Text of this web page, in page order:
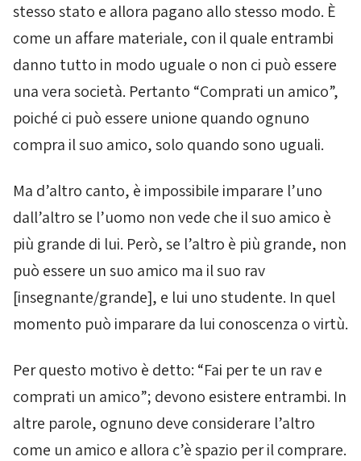
stesso stato e allora pagano allo stesso modo. È
come un affare materiale, con il quale entrambi
danno tutto in modo uguale o non ci può essere
una vera società. Pertanto “Comprati un amico”,
poiché ci può essere unione quando ognuno
compra il suo amico, solo quando sono uguali.
Ma d’altro canto, è impossibile imparare l’uno
dall’altro se l’uomo non vede che il suo amico è
più grande di lui. Però, se l’altro è più grande, non
può essere un suo amico ma il suo rav
[insegnante/grande], e lui uno studente. In quel
momento può imparare da lui conoscenza o virtù.
Per questo motivo è detto: “Fai per te un rave
comprati un amico”; devono esistere entrambi. In
altre parole, ognuno deve considerare l’altro
come un amico e allora c’è spazio per il comprare.